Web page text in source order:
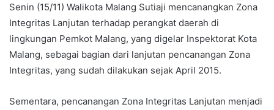
Senin (15/11) Walikota Malang Sutiaji mencanangkan Zona
Integritas Lanjutan terhadap perangkat daerah di
lingkungan Pemkot Malang, yang digelar Inspektorat Kota
Malang, sebagai bagian dari lanjutan pencanangan Zona
Integritas, yang sudah dilakukan sejak April 2015.
Sementara, pencanangan Zona Integritas Lanjutan menjadi